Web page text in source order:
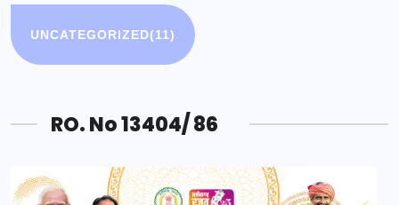
UNCATEGORIZED(11)
RO. No 13404/ 86